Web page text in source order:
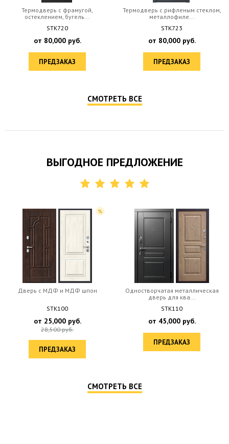
Термодверь с фрамугой,
остеклением, бугель...
STK720
от 80,000руб.
ПРЕДЗАКАЗ
Термодверь с рифленым стеклом,
металлофиле...
STK723
от 80,000руб.
ПРЕДЗАКАЗ
СМОТРЕТЬ ВСЕ
ВЫГОДНОЕ ПРЕДЛОЖЕНИЕ
Дверь c МДФ и МДФ шпон
STK100
от 25,000руб.
28,500руб.
ПРЕДЗАКАЗ
Одностворчатая металлическая
дверь для ква...
STK110
от 45,000руб.
ПРЕДЗАКАЗ
СМОТРЕТЬ ВСЕ